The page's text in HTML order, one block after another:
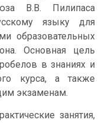
В.В. Пилипаса
языку для
образовательных
Основная цель
в знаниях и
курса, а также
экзаменам.
занятия,